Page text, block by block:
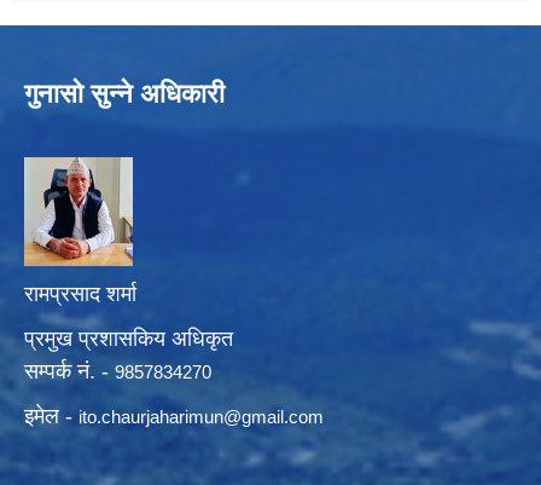
गुनासो सुन्ने अधिकारी
रामप्रसाद शर्मा
प्रमुख प्रशासकिय अधिकृत
सम्पर्क नं. - 9857834270
इमेल - ito.chaurjaharimun@gmail.com